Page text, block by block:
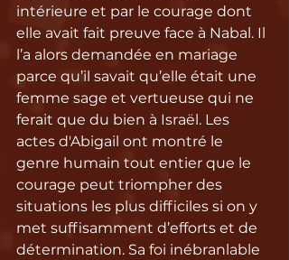
intérieure et par le courage dont
elle avait fait preuve face à Nabal. Il
l’a alors demandée en mariage
parce qu’il savait qu’elle était une
femme sage et vertueuse qui ne
ferait que du bien à Israël. Les
actes d'Abigail ont montré le
genre humain tout entier que le
courage peut triompher des
situations les plus difficiles si on y
met suffisamment d’efforts et de
détermination. Sa foi inébranlable